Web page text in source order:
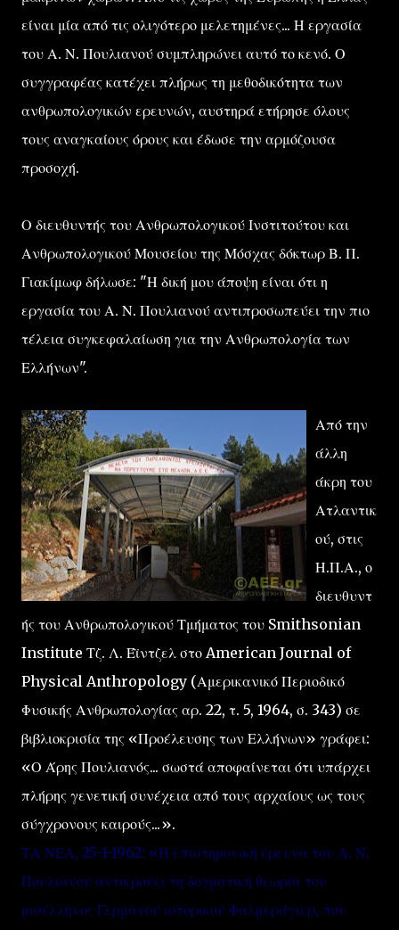
είναι μία από τις ολιγότερο μελετημένες... Η εργασία
του Α. Ν. Πουλιανού συμπληρώνει αυτό το κενό. Ο
συγγραφέας κατέχει πλήρως τη μεθοδικότητα των
ανθρωπολογικών ερευνών, αυστηρά ετήρησε όλους
τους αναγκαίους όρους και έδωσε την αρμόζουσα
προσοχή.
Ο διευθυντής του Ανθρωπολογικού Ινστιτούτου και
Ανθρωπολογικού Μουσείου της Μόσχας δόκτωρ Β. Π.
Γιακίμωφ δήλωσε: "Η δική μου άποψη είναι ότι η
εργασία του Α. Ν. Πουλιανού αντιπροσωπεύει την πιο
τέλεια συγκεφαλαίωση για την Ανθρωπολογία των
Ελλήνων".
Από την
άλλη
άκρη του
Ατλαντικ
ού, στις
Η.Π.Α., ο
διευθυντ
ής του Ανθρωπολογικού Τμήματος του Smithsonian
Institute Τζ. Λ. Έϊντζελ στο American Journal of
Physical Anthropology (Αμερικανικό Περιοδικό
Φυσικής Ανθρωπολογίας αρ. 22, τ. 5, 1964, σ. 343) σε
βιβλιοκρισία της «Προέλευσης των Ελλήνων» γράφει:
«Ο Άρης Πουλιανός... σωστά αποφαίνεται ότι υπάρχει
πλήρης γενετική συνέχεια από τους αρχαίους ως τους
σύγχρονους καιρούς...».
ΤΑ ΝΕΑ, 25-1-1962: «Η επιστημονική έρευνα του Α. Ν.
Πουλιανού αντικρούει τη δογματική θεωρία του
μισέλληνος Γερμανού ιστορικού Φαλμεράγιερ, που